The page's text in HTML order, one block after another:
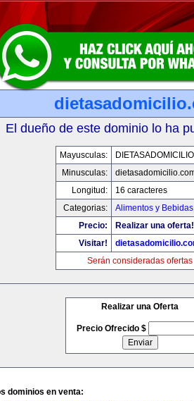
El dueño de este dominio lo ha
Mayusculas:
Minusculas:
Longitud:
16 caracteres
Categorias:
Alimentos y Bebidas
Precio:
Realizar una oferta!
Visitar!
Serán consideradas ofertas
Realizar una Oferta
Precio Ofrecido $
dominios en venta: